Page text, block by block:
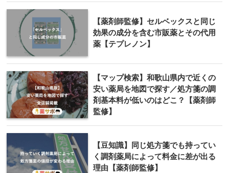
【薬剤師監修】セルベックスと同じ
効果の成分を含む市販薬とその代用
薬【テプレノン】
【マップ検索】和歌山県内で近くの
安い薬局を地図で探す／処方箋の調
剤基本料が低いのはどこ？【薬剤師
監修】
【豆知識】同じ処方箋でも持ってい
く調剤薬局によって料金に差が出る
理由【薬剤師監修】